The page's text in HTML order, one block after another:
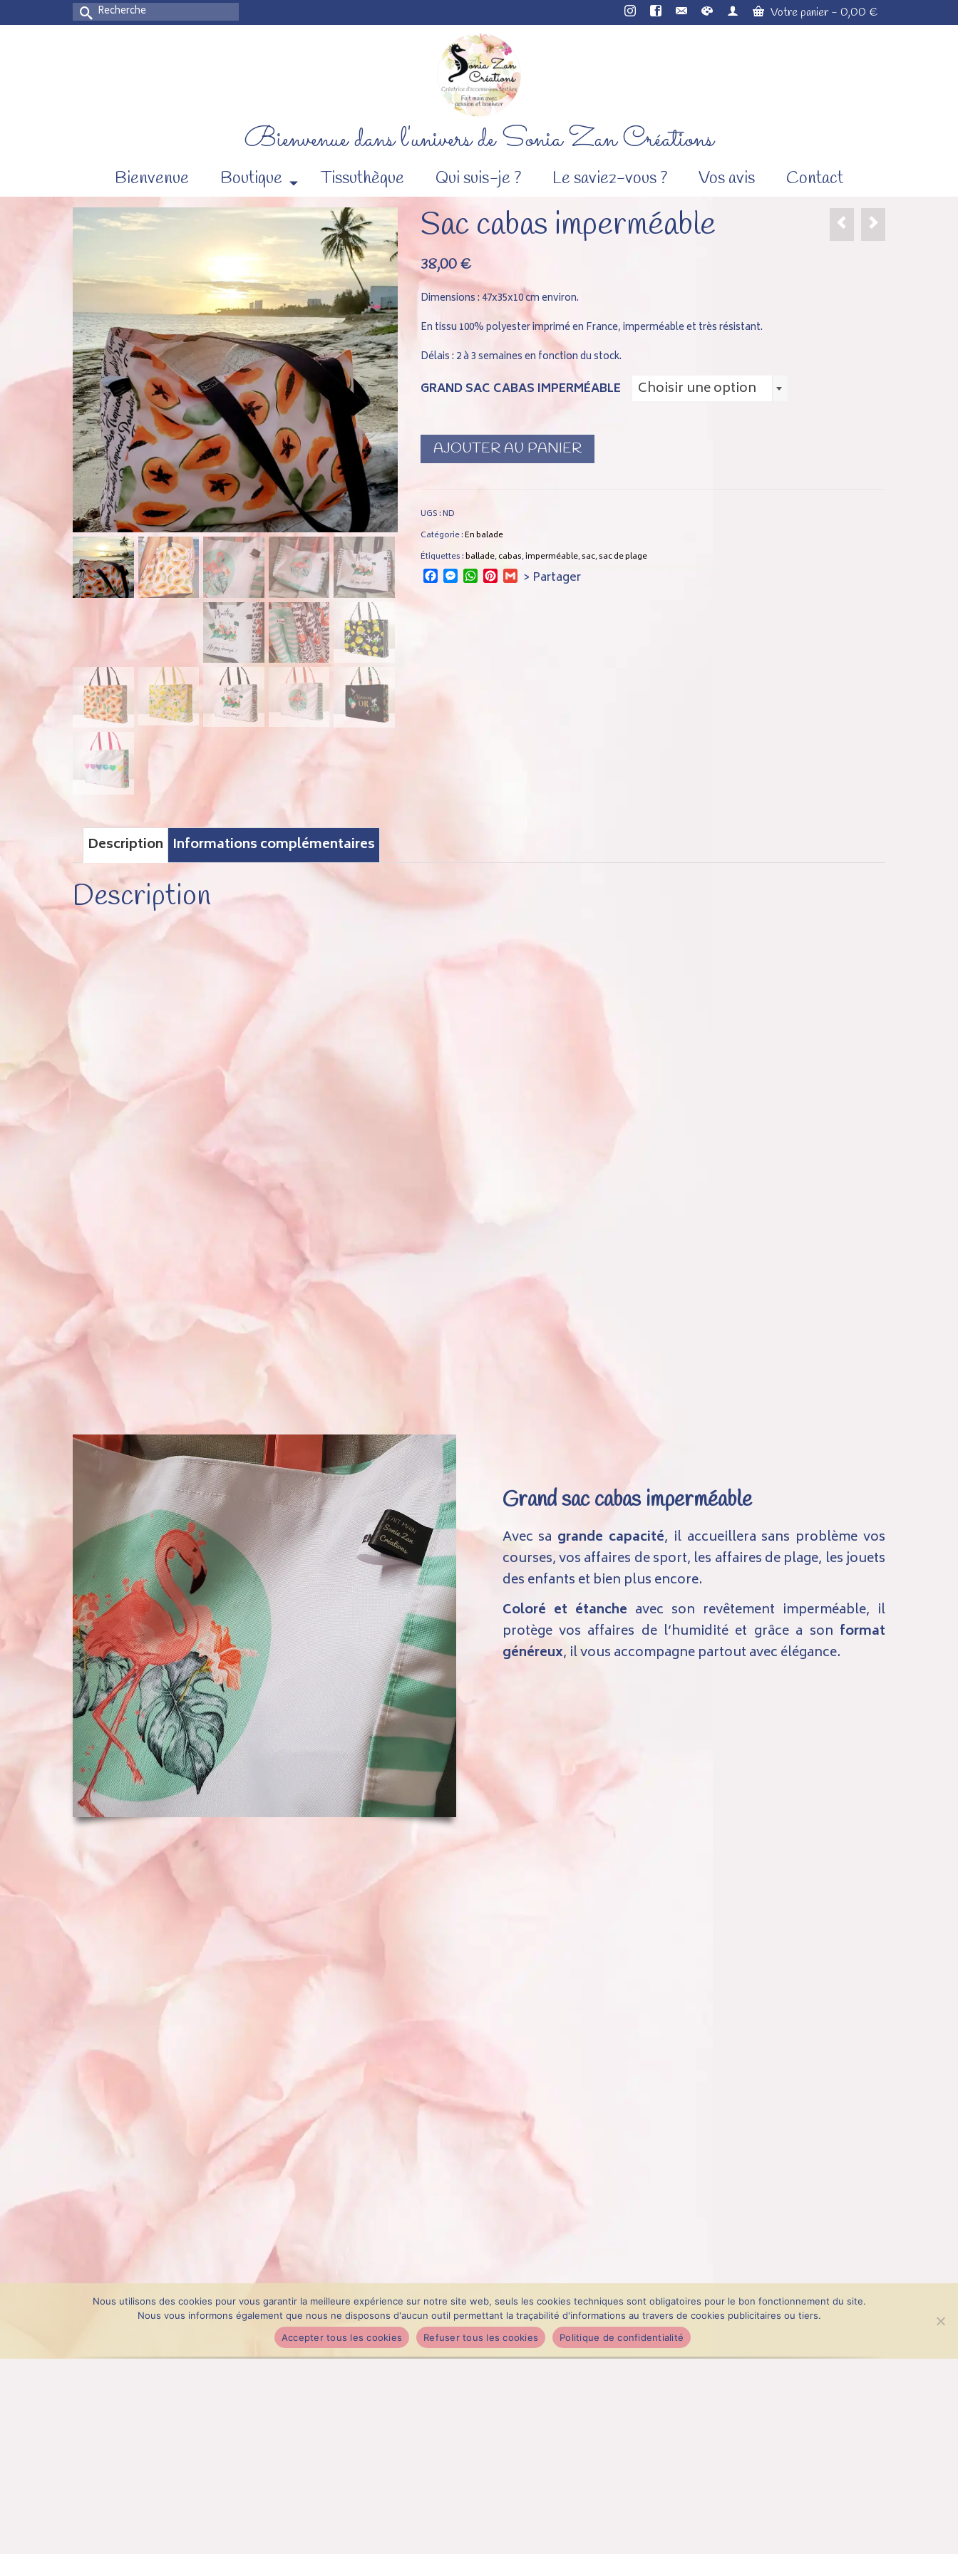
Votre panier- 0,00 €
Rechercher :
Bienvenue dans l'univers de Sonia Zan Créations
Bienvenue Boutique Tissuthèque Qui suis-je ? Le saviez-vous ? Vos avis Contact
Sac cabas imperméable
38,00€
Dimensions : 47x35x10 cm environ.
En tissu 100% polyester imprimé en France, imperméable et très résistant.
Délais : 2 à 3 semaines en fonction du stock.
GRAND SAC CABAS IMPERMÉABLE Choisir une option
AJOUTER AU PANIER
UGS :ND
Catégorie :En balade
Étiquettes :ballade,cabas,imperméable,sac,sac de plage
Facebook
Messenger
WhatsApp
Pinterest
Gmail
> Partager
Description Informations complémentaires
Description
Grand sac cabas imperméable
Avec sa grande capacité, il accueillera sans problème vos
courses, vos affaires de sport, les affaires de plage, les jouets
des enfants et bien plus encore.
Coloré et étanche avec son revêtement imperméable, il
protège vos affaires de l’humidité et grâce a son format
généreux, il vous accompagne partout avec élégance.
Nous utilisons des cookies pour vous garantir la meilleure expérience sur notre site web, seuls les cookies techniques sont obligatoires pour le bon fonctionnement du site.
Nous vous informons également que nous ne disposons d'aucun outil permettant la traçabilité d'informations au travers de cookies publicitaires ou tiers.
Accepter tous les cookies
Refuser tous les cookies Politique de confidentialité